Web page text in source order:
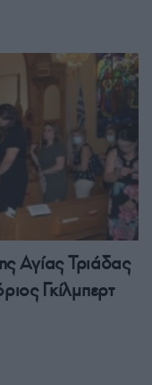
Αγίας Τριάδας
Γκίλμπερτ